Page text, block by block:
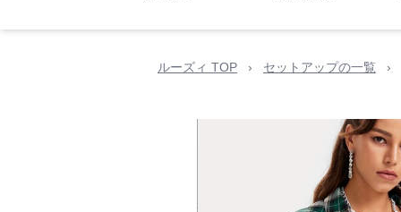
ルーズィ TOP › セットアップの一覧 ›